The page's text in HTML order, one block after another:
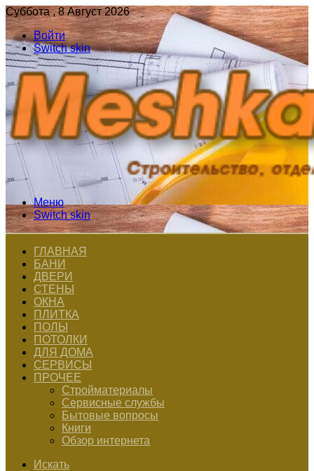
Суббота , 8 Август 2026
Войти
Switch skin
Меню
Switch skin
ГЛАВНАЯ
БАНИ
ДВЕРИ
СТЕНЫ
ОКНА
ПЛИТКА
ПОЛЫ
ПОТОЛКИ
ДЛЯ ДОМА
СЕРВИСЫ
ПРОЧЕЕ
Стройматериалы
Сервисные службы
Бытовые вопросы
Книги
Обзор интернета
Искать